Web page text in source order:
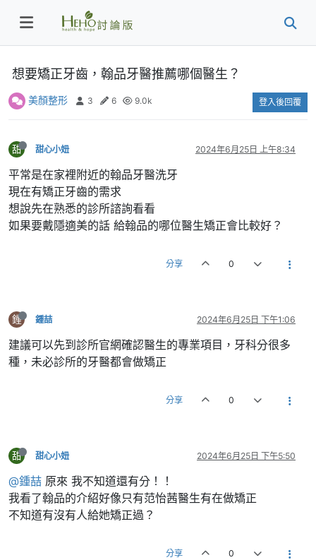
想要矯正牙齒，翰品牙醫推薦哪個醫生？
美顏整形 3 6 9.0k 登入後回覆
甜 甜心小妞 2024年6月25日 上午8:34
平常是在家裡附近的翰品牙醫洗牙
現在有矯正牙齒的需求
想說先在熟悉的診所諮詢看看
如果要戴隱適美的話 給翰品的哪位醫生矯正會比較好？
分享 0
鍾 鍾喆 2024年6月25日 下午1:06
建議可以先到診所官網確認醫生的專業項目，牙科分很多
種，未必診所的牙醫都會做矯正
分享 0
甜 甜心小妞 2024年6月25日 下午5:50
@鍾喆 原來 我不知道還有分！！
我看了翰品的介紹好像只有范怡茜醫生有在做矯正
不知道有沒有人給她矯正過？
分享 0